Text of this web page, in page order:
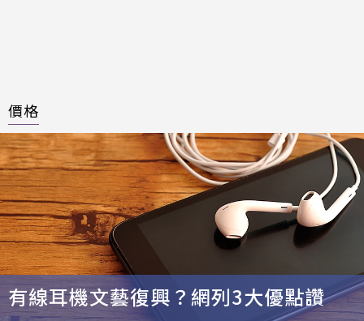
價格
有線耳機文藝復興？網列3大優點讚